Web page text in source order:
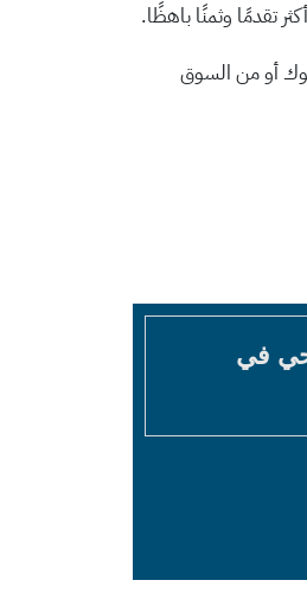
تقدمًا وثمنًا باهظًا.
أو من السوق
في